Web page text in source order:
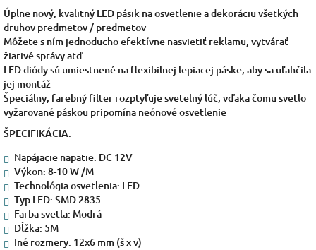
Úplne nový, kvalitný LED pásik na osvetlenie a dekoráciu všetkých
druhov predmetov / predmetov
Môžete s ním jednoducho efektívne nasvietiť reklamu, vytvárať
žiarivé správy atď.
LED diódy sú umiestnené na flexibilnej lepiacej páske, aby sa uľahčila
jej montáž
Špeciálny, farebný filter rozptyľuje svetelný lúč, vďaka čomu svetlo
vyžarované páskou pripomína neónové osvetlenie
ŠPECIFIKÁCIA:
Napájacie napätie: DC 12V
Výkon: 8-10 W /M
Technológia osvetlenia: LED
Typ LED: SMD 2835
Farba svetla: Modrá
Dĺžka: 5M
Iné rozmery: 12x6 mm (š x v)